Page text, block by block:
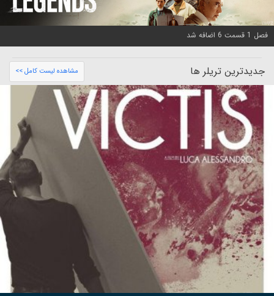
فصل 1 قسمت 6 اضافه شد
جدیدترین تریلر ها مشاهده لیست کامل >>